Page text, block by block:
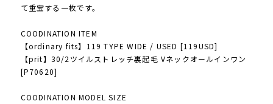
て重宝する一枚です。
COODINATION ITEM
【ordinary fits】119 TYPE WIDE / USED [119USD]
【prit】30/2ツイルストレッチ裏起毛 Vネックオールインワン
[P70620]
COODINATION MODEL SIZE